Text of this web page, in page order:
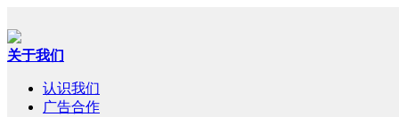
关于我们
认识我们
广告合作